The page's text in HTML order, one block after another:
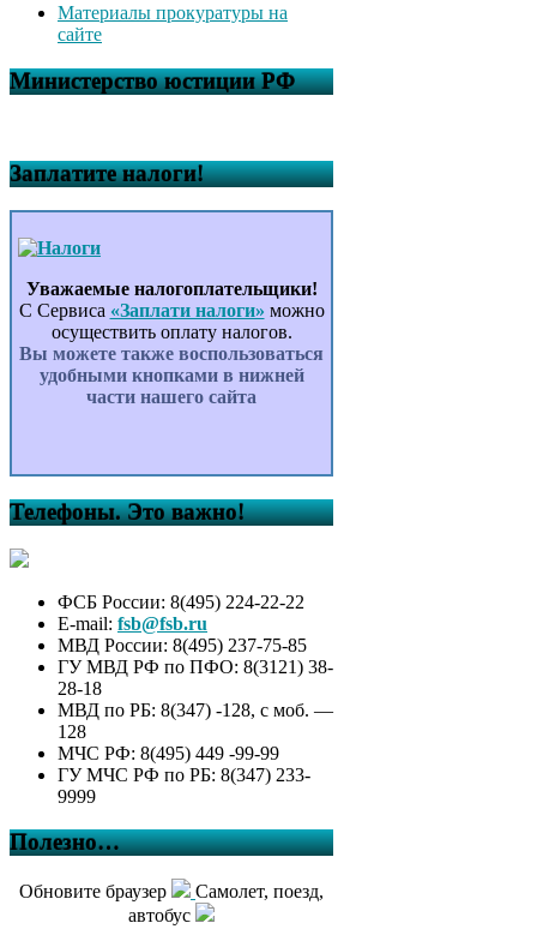
Материалы прокуратуры на
сайте
Министерство юстиции РФ
Заплатите налоги!
Уважаемые налогоплательщики!
С Сервиса «Заплати налоги» можно
осуществить оплату налогов.
Вы можете также воспользоваться
удобными кнопками в нижней
части нашего сайта
Телефоны. Это важно!
ФСБ России: 8(495) 224-22-22
E-mail: fsb@fsb.ru
МВД России: 8(495) 237-75-85
ГУ МВД РФ по ПФО: 8(3121) 38-
28-18
МВД по РБ: 8(347) -128, с моб. —
128
МЧС РФ: 8(495) 449 -99-99
ГУ МЧС РФ по РБ: 8(347) 233-
9999
Полезно…
Обновите браузер
Самолет, поезд,
автобус